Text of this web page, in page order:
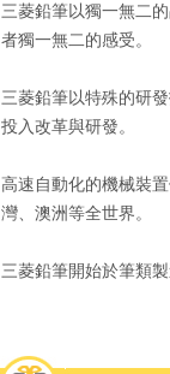
三菱鉛筆以獨一無二
者獨一無二的感受。
三菱鉛筆以特殊的研
投入改革與研發。
高速自動化的機械裝
灣、澳洲等全世界。
三菱鉛筆開始於筆類